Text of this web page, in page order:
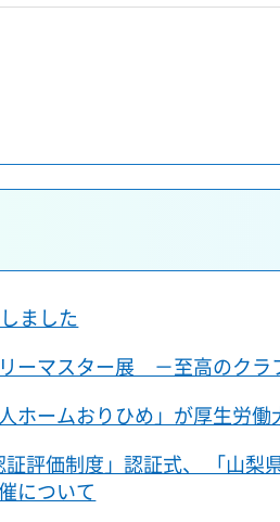
ました
ーマスター展 －至高のクラ
ホームおりひめ」が厚生労
評価制度」認証式、 「山梨
について